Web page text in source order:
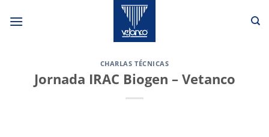
CHARLAS TÉCNICAS
Jornada IRAC Biogen – Vetanco